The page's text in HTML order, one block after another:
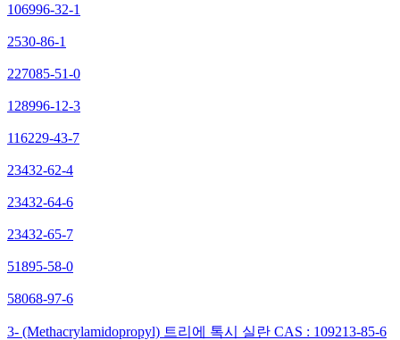
106996-32-1
2530-86-1
227085-51-0
128996-12-3
116229-43-7
23432-62-4
23432-64-6
23432-65-7
51895-58-0
58068-97-6
3- (Methacrylamidopropyl) 트리에 톡시 실란 CAS : 109213-85-6